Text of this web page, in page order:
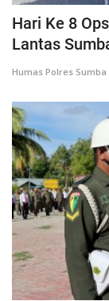
Hari Ke 8
Lantas
Humas Polres